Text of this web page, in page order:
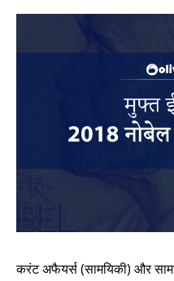
करंट अफैयर्स (सामयिकी) और